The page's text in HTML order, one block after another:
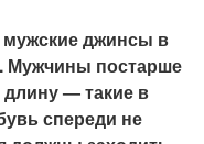
джинсы в
Мужчины постарше
— такие в
спереди не